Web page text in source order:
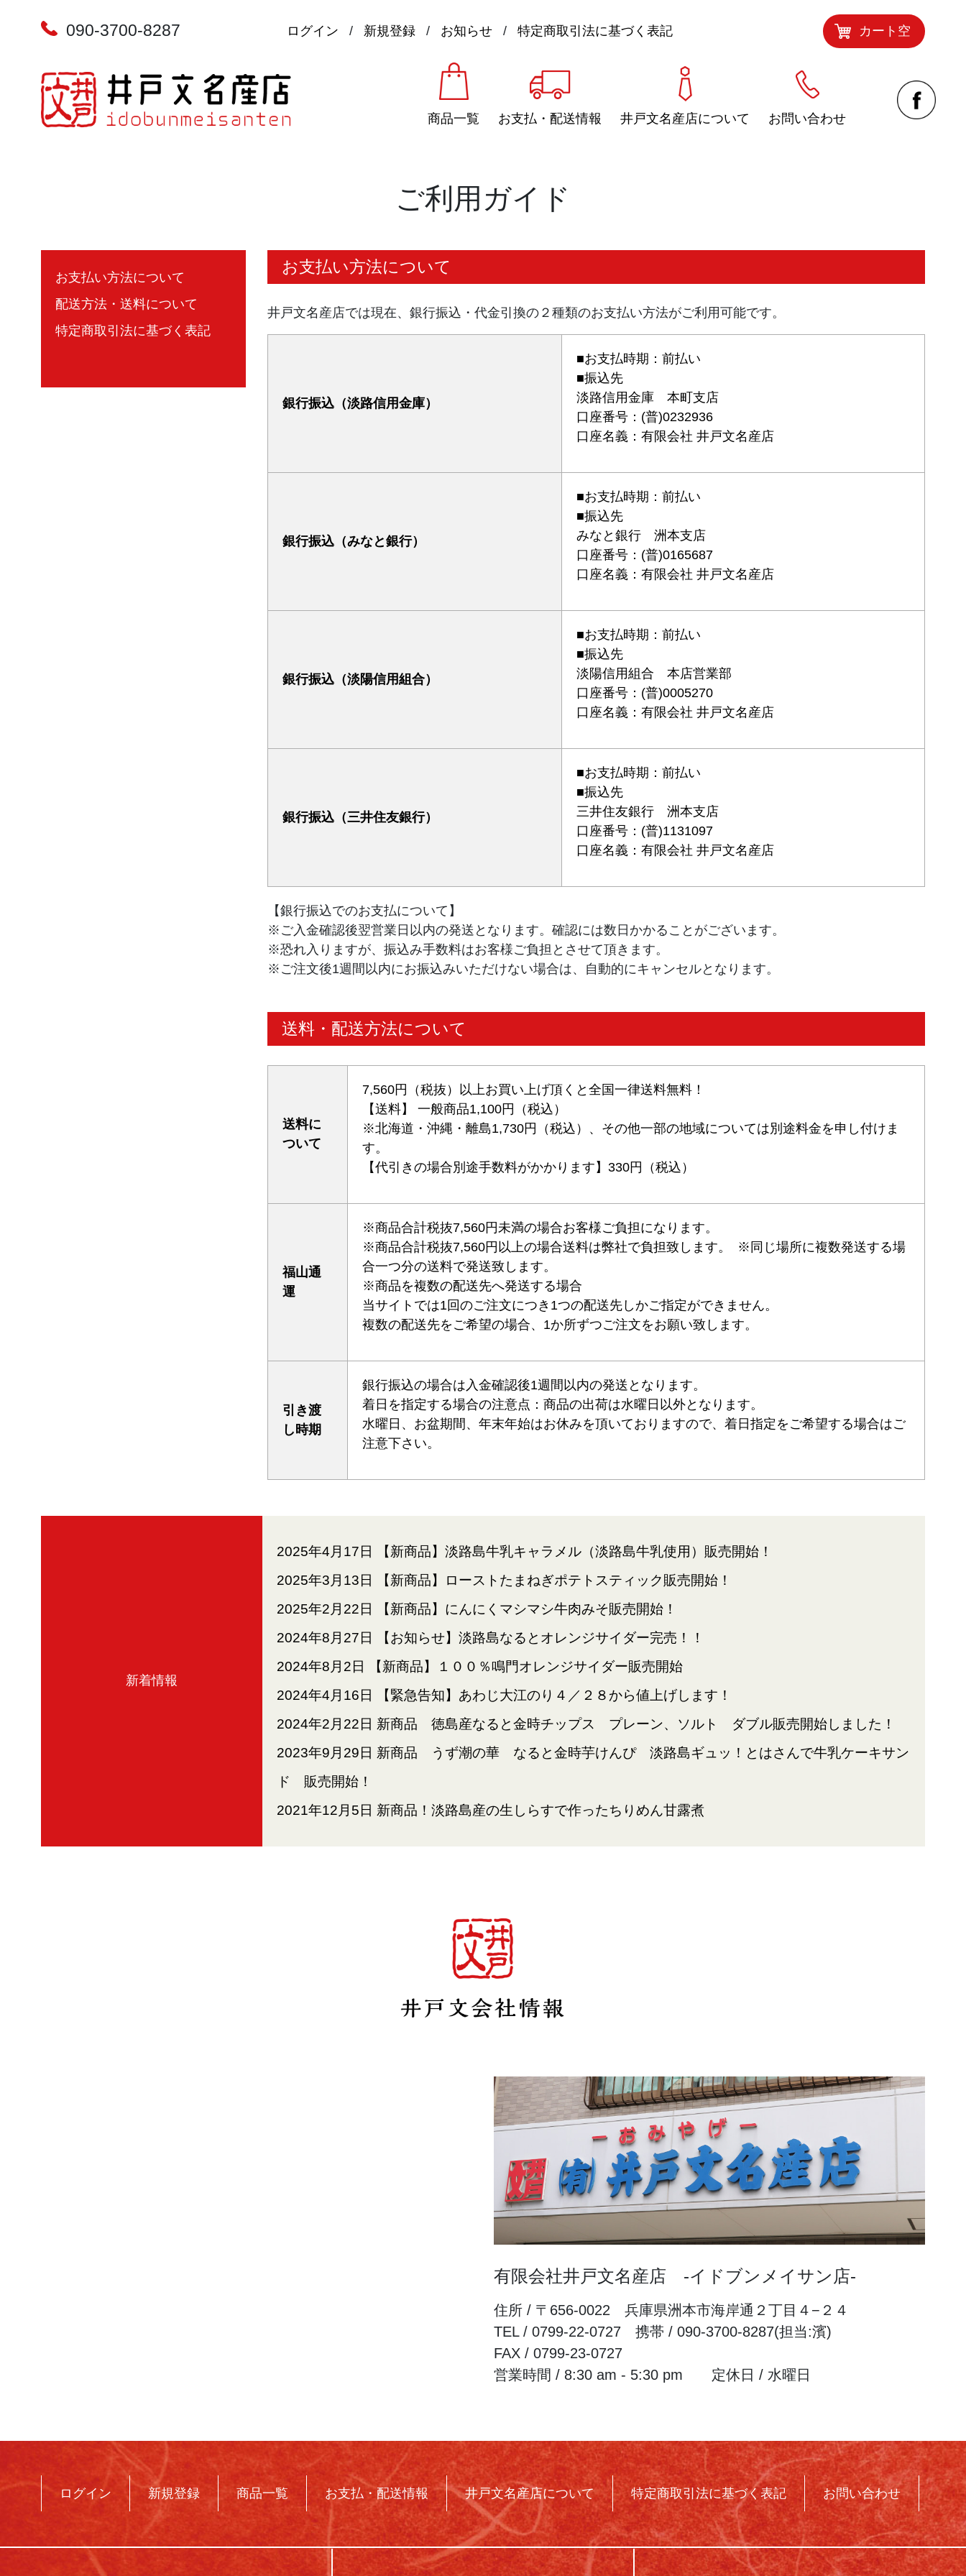
090-3700-8287 ログイン / 新規登録 / お知らせ / 特定商取引法に基づく表記 カート空
商品一覧 お支払・配送情報 井戸文名産店について お問い合わせ
ご利用ガイド
お支払い方法について
配送方法・送料について
特定商取引法に基づく表記
お支払い方法について
井戸文名産店では現在、銀行振込・代金引換の２種類のお支払い方法がご利用可能です。
銀行振込（淡路信用金庫）
■お支払時期：前払い
■振込先
淡路信用金庫 本町支店
口座番号：(普)0232936
口座名義：有限会社 井戸文名産店
銀行振込（みなと銀行）
■お支払時期：前払い
■振込先
みなと銀行 洲本支店
口座番号：(普)0165687
口座名義：有限会社 井戸文名産店
銀行振込（淡陽信用組合）
■お支払時期：前払い
■振込先
淡陽信用組合 本店営業部
口座番号：(普)0005270
口座名義：有限会社 井戸文名産店
銀行振込（三井住友銀行）
■お支払時期：前払い
■振込先
三井住友銀行 洲本支店
口座番号：(普)1131097
口座名義：有限会社 井戸文名産店
【銀行振込でのお支払について】
※ご入金確認後翌営業日以内の発送となります。確認には数日かかることがございます。
※恐れ入りますが、振込み手数料はお客様ご負担とさせて頂きます。
※ご注文後1週間以内にお振込みいただけない場合は、自動的にキャンセルとなります。
送料・配送方法について
送料に
ついて
7,560円（税抜）以上お買い上げ頂くと全国一律送料無料！
【送料】 一般商品1,100円（税込）
※北海道・沖縄・離島1,730円（税込）、その他一部の地域については別途料金を申し付けま
す。
【代引きの場合別途手数料がかかります】330円（税込）
福山通
運
※商品合計税抜7,560円未満の場合お客様ご負担になります。
※商品合計税抜7,560円以上の場合送料は弊社で負担致します。 ※同じ場所に複数発送する場
合一つ分の送料で発送致します。
※商品を複数の配送先へ発送する場合
当サイトでは1回のご注文につき1つの配送先しかご指定ができません。
複数の配送先をご希望の場合、1か所ずつご注文をお願い致します。
引き渡
し時期
銀行振込の場合は入金確認後1週間以内の発送となります。
着日を指定する場合の注意点：商品の出荷は水曜日以外となります。
水曜日、お盆期間、年末年始はお休みを頂いておりますので、着日指定をご希望する場合はご
注意下さい。
新着情報
2025年4月17日
【新商品】淡路島牛乳キャラメル（淡路島牛乳使用）販売開始！
2025年3月13日
【新商品】ローストたまねぎポテトスティック販売開始！
2025年2月22日
【新商品】にんにくマシマシ牛肉みそ販売開始！
2024年8月27日
【お知らせ】淡路島なるとオレンジサイダー完売！！
2024年8月2日
【新商品】１００％鳴門オレンジサイダー販売開始
2024年4月16日
【緊急告知】あわじ大江のり４／２８から値上げします！
2024年2月22日 新商品 徳島産なると金時チップス プレーン、ソルト ダブル販売開始しました！
2023年9月29日 新商品 うず潮の華 なると金時芋けんぴ 淡路島ギュッ！とはさんで牛乳ケーキサン
ド 販売開始！
2021年12月5日 新商品！淡路島産の生しらすで作ったちりめん甘露煮
有限会社井戸文名産店 -イドブンメイサン店-
住所 / 〒656-0022 兵庫県洲本市海岸通２丁目４−２４
TEL / 0799-22-0727 携帯 / 090-3700-8287(担当:濱)
FAX / 0799-23-0727
営業時間 / 8:30 am - 5:30 pm 定休日 / 水曜日
ログイン 新規登録 商品一覧 お支払・配送情報 井戸文名産店について 特定商取引法に基づく表記 お問い合わせ